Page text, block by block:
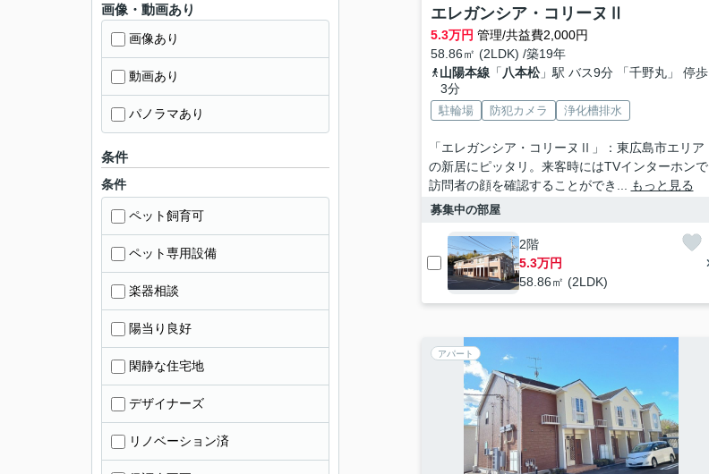
エレガンシア・コリーヌⅡ
5.3万円 管理/共益費2,000円
58.86㎡ (2LDK) /築19年
山陽本線「 八本松」駅 バス9分 「千野丸」 停歩
3分
駐輪場 防犯カメラ 浄化槽排水
「エレガンシア・コリーヌⅡ」：東広島市エリア
の新居にピッタリ。来客時にはTVインターホンで
訪問者の顔を確認することができ...
もっと見る
募集中の部屋
2階
5.3万円
58.86㎡ (2LDK)
アパート
画像・動画あり
画像あり
動画あり
パノラマあり
条件
条件
ペット飼育可
ペット専用設備
楽器相談
陽当り良好
閑静な住宅地
デザイナーズ
リノベーション済